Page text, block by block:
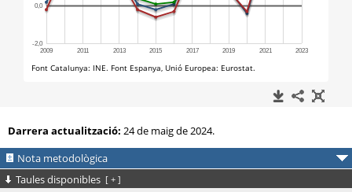
Darrera actualització: 24 de maig de 2024.
Nota metodològica
Taules disponibles [ + ]